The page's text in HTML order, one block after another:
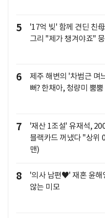
5
'17억 빚' 함께 견딘 친
그리 "제가 챙겨야죠"
6
제주 해변의 '차범근 며
뻐? 한채아, 청량미 뿜뿜
7
'재산 1조설' 유재석,
블랙카드 꺼냈다 "상위
맨)
8
'의사 남편♥' 재혼 윤해
않는 미모